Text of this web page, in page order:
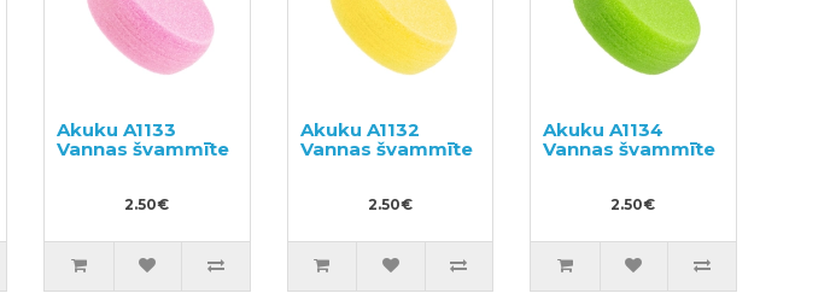
Akuku A1133
Vannas švammīte
2.50€
Akuku A1132
Vannas švammīte
2.50€
Akuku A1134
Vannas švammīte
2.50€